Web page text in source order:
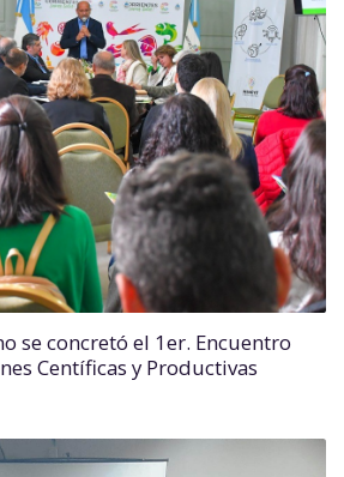
se concretó el 1er. Encuentro
Centíficas y Productivas